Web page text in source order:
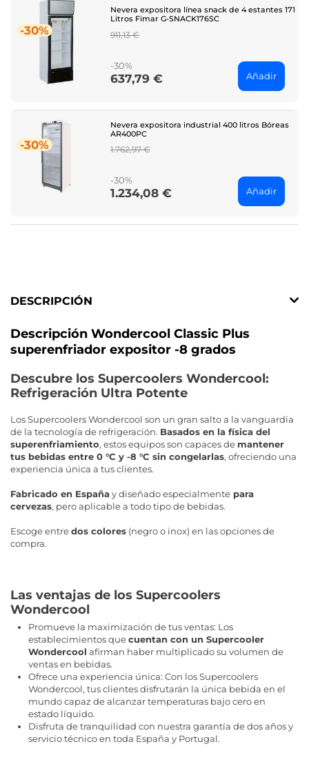
-30%
Nevera expositora línea snack de 4 estantes 171
Litros Fimar G-SNACK176SC
Regular
911,13 €
-30%
Price
637,79 € Añadir
-30%
Nevera expositora industrial 400 litros Bóreas
AR400PC
Regular
1.762,97 €
-30%
Price
1.234,08 € Añadir
DESCRIPCIÓN
Descripción Wondercool Classic Plus
superenfriador expositor -8 grados
Descubre los Supercoolers Wondercool:
Refrigeración Ultra Potente
Los Supercoolers Wondercool son un gran salto a la vanguardia
de la tecnología de refrigeración. Basados en la física del
superenfriamiento, estos equipos son capaces de mantener
tus bebidas entre 0 °C y -8 °C sin congelarlas, ofreciendo una
experiencia única a tus clientes.
Fabricado en Españay diseñado especialmente para
cervezas, pero aplicable a todo tipo de bebidas.
Escoge entredos colores (negro o inox) en las opciones de
compra.
Las ventajas de los Supercoolers
Wondercool
Promueve la maximización de tus ventas: Los
establecimientos quecuentan con un Supercooler
Wondercool afirman haber multiplicado su volumen de
ventas en bebidas.
Ofrece una experiencia única: Con los Supercoolers
Wondercool, tus clientes disfrutarán la única bebida en el
mundo capaz de alcanzar temperaturas bajo cero en
estado líquido.
Disfruta de tranquilidad con nuestra garantía de dos años y
servicio técnico en toda España y Portugal.